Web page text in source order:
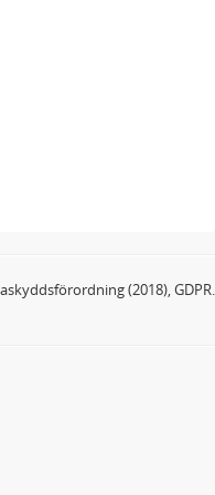
(2018), GDPR.